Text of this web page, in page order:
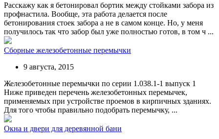
Расскажу как я бетонировал бортик между стойками забора из
профнастила. Вообще, эта работа делается после
бетонирования стоек забора а не в самом конце. Но, у меня
получилось так что забор был уже полностью готов, в том ч ...
Сборные железобетонные перемычки
9 августа, 2015
Железобетонные перемычки по серии 1.038.1-1 выпуск 1
Ниже приведен перечень железобетонных перемычек,
применяемых при устройстве проемов в кирпичных зданиях.
Для того чтобы правильно подобрать перемычку, ...
Окна и двери для деревянной бани